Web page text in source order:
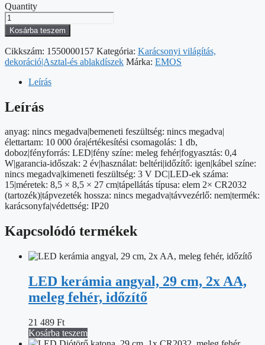
Quantity
LED-
es
üveg
karácsonyfa,
27
cm,
beltéri,
meleg
időzítő
mennyiség
Kosárba teszem
Cikkszám: 1550000157 Kategória: Karácsonyi világítás,
dekoráció|Asztal-és ablakdíszek Márka: EMOS
Leírás
Leírás
anyag: nincs megadva|bemeneti feszültség: nincs megadva|
élettartam: 10 000 óra|értékesítési csomagolás: 1 db,
doboz|fényforrás: LED|fény színe: meleg fehér|fogyasztás: 0,4
W|garancia-időszak: 2 év|használat: beltéri|időzítő: igen|kábel színe:
nincs megadva|kimeneti feszültség: 3 V DC|LED-ek száma:
15|méretek: 8,5 × 8,5 × 27 cm|tápellátás típusa: elem 2× CR2032
(tartozék)|tápvezeték hossza: nincs megadva|távvezérlő: nem|termék:
karácsonyfa|védettség: IP20
Kapcsolódó termékek
LED kerámia angyal, 29 cm, 2x AA,
meleg fehér, időzítő
21 489 Ft
Kosárba teszem